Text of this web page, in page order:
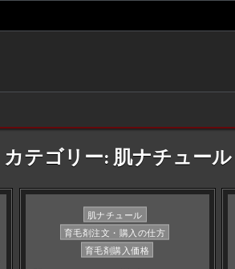
カテゴリー:肌ナチュール
Posted
in
肌ナチュール
育毛剤注文・購入の仕方
育毛剤購入価格